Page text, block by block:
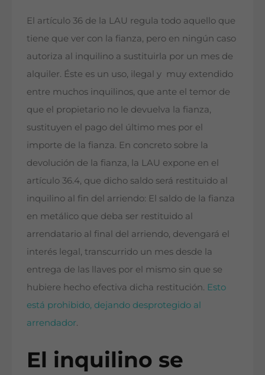
El artículo 36 de la LAU regula todo aquello que
tiene que ver con la fianza, pero en ningún caso
autoriza al inquilino a sustituirla por un mes de
alquiler. Éste es un uso, ilegal y muy extendido
entre muchos inquilinos, que ante el temor de
que el propietario no le devuelva la fianza,
sustituyen el pago del último mes por el
importe de la fianza. En concreto sobre la
devolución de la fianza, la LAU expone en el
artículo 36.4, que dicho saldo será restituido al
inquilino al fin del arriendo: El saldo de la fianza
en metálico que deba ser restituido al
arrendatario al final del arriendo, devengará el
interés legal, transcurrido un mes desde la
entrega de las llaves por el mismo sin que se
hubiere hecho efectiva dicha restitución. Esto
está prohibido, dejando desprotegido al
arrendador.
El inquilino se